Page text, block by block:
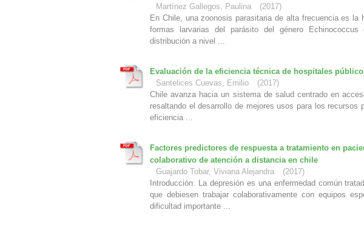
Martínez Gallegos, Paulina
(2017)
En Chile, una zoonosis parasitaria de alta frecuencia es la
formas larvarias del parásito del género
distribución a nivel ...
Evaluación de la eficiencia técnica de hospitales
Santelices Cuevas, Emilio
(2017)
Chile avanza hacia un sistema de salud centrado en
resaltando el desarrollo de mejores usos para los
eficiencia ...
Factores predictores de respuesta a tratamiento en
colaborativo de atención a distancia en chile
Guajardo Tobar, Viviana Alejandra
(2017)
Introducción: La depresión es una enfermedad común
que debiesen trabajar colaborativamente con equipos
dificultad importante ...